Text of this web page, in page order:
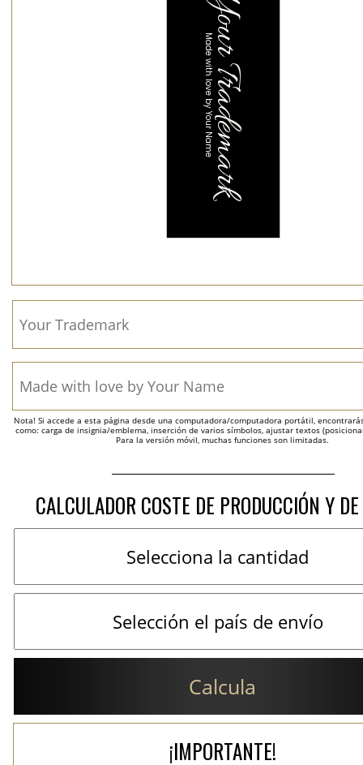
Nota! Si accede a esta página desde una computadora/computadora portátil,
como: carga de insignia/emblema, inserción de varios símbolos, ajustar textos
Para la versión móvil, muchas funciones son limitadas.
CALCULADOR COSTE DE PRODUCCIÓN Y
Calcula
¡IMPORTANTE!